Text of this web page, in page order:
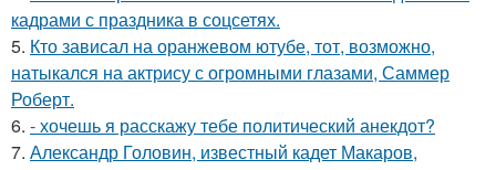
кадрами с праздника в соцсетях.
5. Кто зависал на оранжевом ютубе, тот, возможно,
натыкался на актрису с огромными глазами, Саммер
Роберт.
6. - хочешь я расскажу тебе политический анекдот?
7. Александр Головин, известный кадет Макаров,